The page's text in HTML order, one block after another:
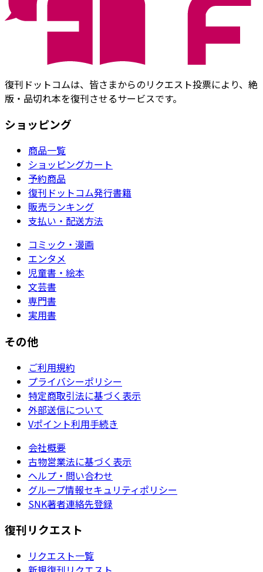
復刊ドットコムは、皆さまからのリクエスト投票により、絶
版・品切れ本を復刊させるサービスです。
ショッピング
商品一覧
ショッピングカート
予約商品
復刊ドットコム発行書籍
販売ランキング
支払い・配送方法
コミック・漫画
エンタメ
児童書・絵本
文芸書
専門書
実用書
その他
ご利用規約
プライバシーポリシー
特定商取引法に基づく表示
外部送信について
Vポイント利用手続き
会社概要
古物営業法に基づく表示
ヘルプ・問い合わせ
グループ情報セキュリティポリシー
SNK著者連絡先登録
復刊リクエスト
リクエスト一覧